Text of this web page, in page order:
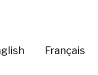
Français